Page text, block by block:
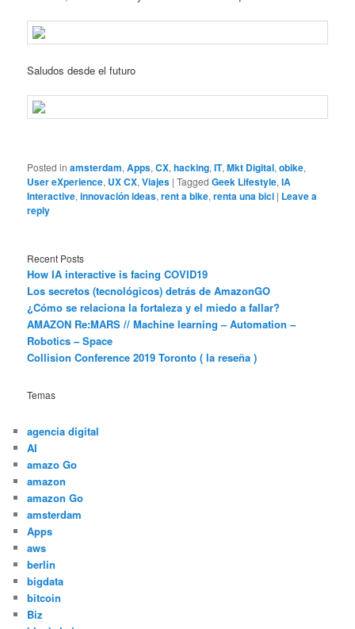
Saludos desde el futuro
Posted in amsterdam,Apps,CX,hacking,IT,Mkt Digital,obike,
User eXperience, UX CX,Viajes |Tagged Geek Lifestyle,IA
Interactive,innovación ideas,rent a bike,renta una bici | Leave a
reply
Recent Posts
How IA interactive is facing COVID19
Los secretos (tecnológicos) detrás de AmazonGO
¿Cómo se relaciona la fortaleza y el miedo a fallar?
AMAZON Re:MARS // Machine learning – Automation –
Robotics – Space
Collision Conference 2019 Toronto ( la reseña )
Temas
agencia digital
AI
amazo Go
amazon
amazon Go
amsterdam
Apps
aws
berlin
bigdata
bitcoin
Biz